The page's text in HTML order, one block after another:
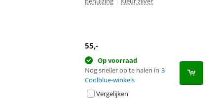
55,-
Op voorraad
Nog sneller op te halen in 3
Coolblue-winkels
Vergelijken